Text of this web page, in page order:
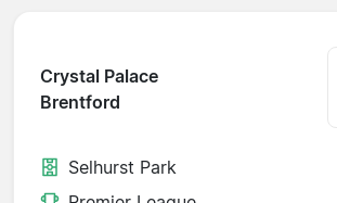
Crystal Palace
Brentford
Selhurst Park